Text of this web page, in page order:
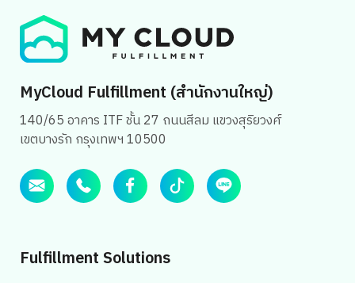
Search
MyCloud Fulfillment (สำนักงานใหญ่)
140/65 อาคาร ITF ชั้น 27 ถนนสีลม แขวงสุริยวงศ์
เขตบางรัก กรุงเทพฯ 10500
Fulfillment Solutions